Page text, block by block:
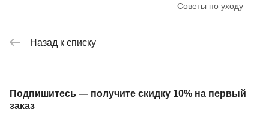
Советы по уходу
Назад к списку
Подпишитесь — получите скидку 10% на первый
заказ